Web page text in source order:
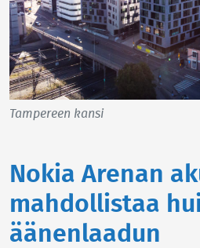
Tampereen kansi
Nokia Arenan
mahdollistaa
äänenlaadun